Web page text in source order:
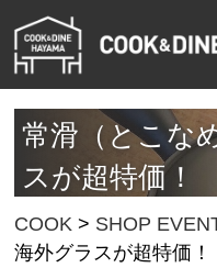
常滑（とこな
スが超特価！
COOK > SHOP
海外グラスが超特価！